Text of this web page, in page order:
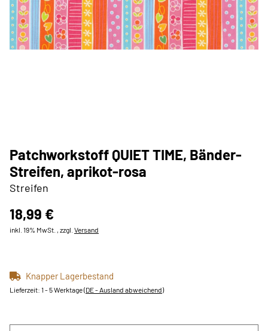
Patchworkstoff QUIET TIME, Bänder-
Streifen, aprikot-rosa
Streifen
18,99 €
inkl. 19% MwSt. , zzgl. Versand
Knapper Lagerbestand
Lieferzeit: 1 - 5 Werktage(DE - Ausland abweichend)